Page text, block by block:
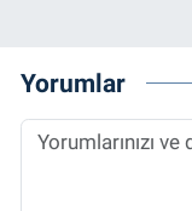
Yorumlar